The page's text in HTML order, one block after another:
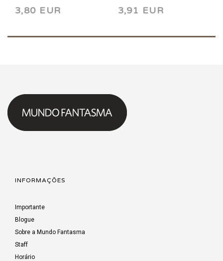
3,80 EUR
3,91 EUR
INFORMAÇÕES
Importante
Blogue
Sobre a Mundo Fantasma
Staff
Horário